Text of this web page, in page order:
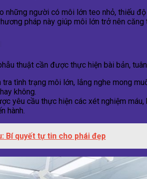
những người có môi lớn teo nhỏ, thiếu
pháp này giúp môi lớn trở nên
thuật cần được thực hiện bài bản,
tra tình trạng môi lớn, lắng nghe mong
không.
yêu cầu thực hiện các xét nghiệm
hành.
Bí quyết tự tin cho phái đẹp